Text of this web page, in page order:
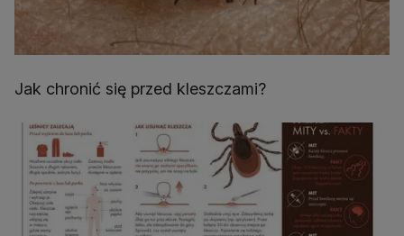
Jak chronić się przed kleszczami?